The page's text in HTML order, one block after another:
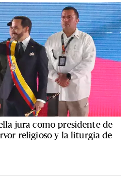
jura como presidente de
religioso y la liturgia de